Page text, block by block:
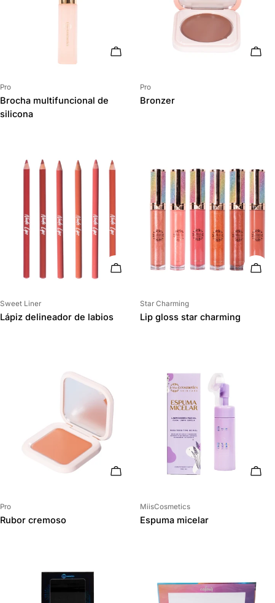
AÑADIR AL CARRITO
Proveedor:
Pro
Brocha multifuncional de
silicona
Proveedor:
Pro
Bronzer
ELIGE OPCIONES
Proveedor:
Sweet Liner
Lápiz delineador de labios
Proveedor:
Star Charming
Lip gloss star charming
ELIGE OPCIONES
Proveedor:
Pro
Rubor cremoso
Proveedor:
MiisCosmetics
Espuma micelar